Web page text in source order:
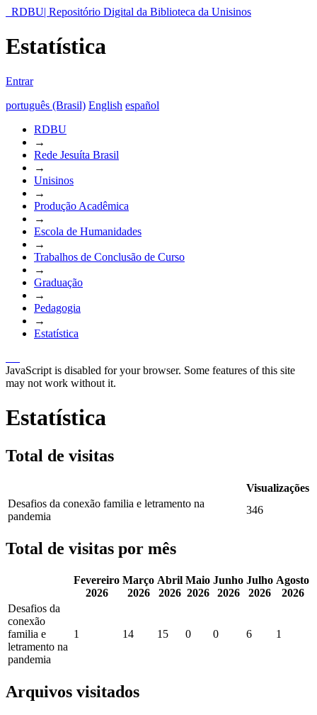
RDBU| Repositório Digital da Biblioteca da Unisinos
Estatística
Entrar
português (Brasil) English español
RDBU
→
Rede Jesuíta Brasil
→
Unisinos
→
Produção Acadêmica
→
Escola de Humanidades
→
Trabalhos de Conclusão de Curso
→
Graduação
→
Pedagogia
→
Estatística
JavaScript is disabled for your browser. Some features of this site
may not work without it.
Estatística
Total de visitas
Visualizações
Desafios da conexão familia e letramento na
pandemia
346
Total de visitas por mês
Fevereiro
2026
Março
2026
Abril
2026
Maio
2026
Junho
2026
Julho
2026
Agosto
2026
Desafios da
conexão
familia e
letramento na
pandemia
1 14 15 0 0 6 1
Arquivos visitados